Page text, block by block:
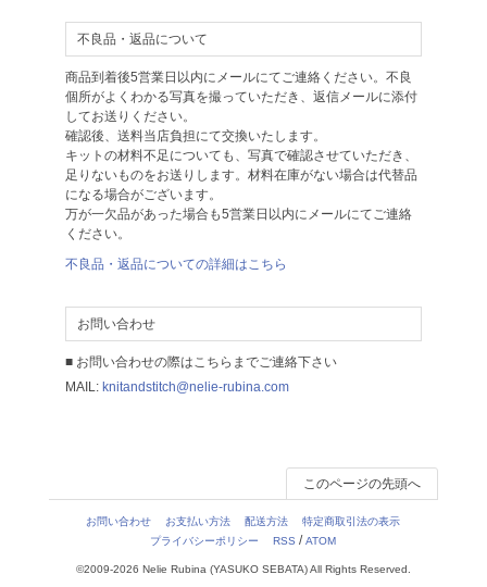
不良品・返品について
商品到着後5営業日以内にメールにてご連絡ください。不良
個所がよくわかる写真を撮っていただき、返信メールに添付
してお送りください。
確認後、送料当店負担にて交換いたします。
キットの材料不足についても、写真で確認させていただき、
足りないものをお送りします。材料在庫がない場合は代替品
になる場合がございます。
万が一欠品があった場合も5営業日以内にメールにてご連絡
ください。
不良品・返品についての詳細はこちら
お問い合わせ
■ お問い合わせの際はこちらまでご連絡下さい
MAIL: knitandstitch@nelie-rubina.com
このページの先頭へ
お問い合わせ お支払い方法 配送方法
特定商取引法の表示
プライバシーポリシー
RSS /ATOM
©2009-2026 Nelie Rubina (YASUKO SEBATA) All Rights Reserved.